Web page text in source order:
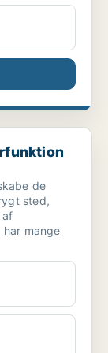
til Børn...
de
sted,
af
mange